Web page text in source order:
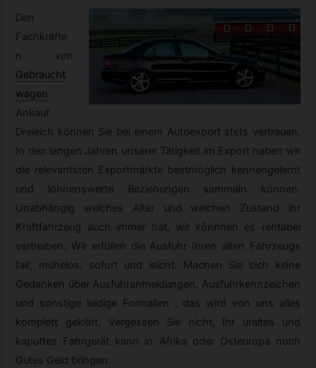
Den
Fachkräfte
n von
Gebraucht
wagen
Ankauf
Dreieich können Sie bei einem Autoexport stets vertrauen.
In den langen Jahren unserer Tätigkeit im Export haben wir
die relevantsten Exportmärkte bestmöglich kennengelernt
und lohnenswerte Beziehungen sammeln können.
Unabhängig welches Alter und welchen Zustand ihr
Kraftfahrzeug auch immer hat, wir könnnen es rentabel
vertreiben. Wir erfüllen die Ausfuhr Ihren alten Fahrzeugs
fair, mühelos, sofort und leicht. Machen Sie sich keine
Gedanken über Ausfuhranmeldungen, Ausfuhrkennzeichen
und sonstige leidige Formalien , das wird von uns alles
komplett geklärt. Vergessen Sie nicht, Ihr uraltes und
kaputtes Fahrgerät kann in Afrika oder Osteuropa noch
Gutes Geld bringen.